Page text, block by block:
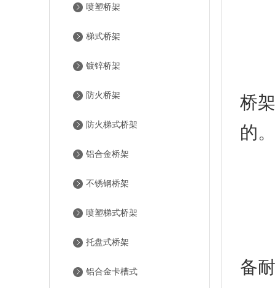
喷塑桥架
梯式桥架
镀锌桥架
防火桥架
防火梯式桥架
铝合金桥架
不锈钢桥架
喷塑梯式桥架
托盘式桥架
铝合金卡槽式
桥
的。
备